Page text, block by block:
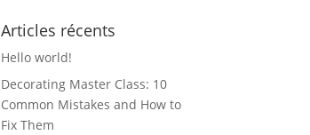
Articles récents
Hello world!
Decorating Master Class: 10
Common Mistakes and How to
Fix Them